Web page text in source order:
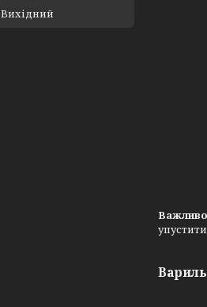
Вихідний